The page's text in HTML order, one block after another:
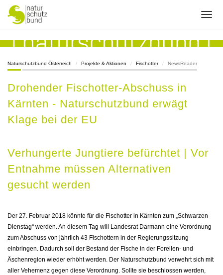
Naturschutzbund Österreich Projekte & Aktionen Fischotter NewsReader
Drohender Fischotter-Abschuss in
Kärnten - Naturschutzbund erwägt
Klage bei der EU
Verhungerte Jungtiere befürchtet | Vor
Entnahme müssen Alternativen
gesucht werden
Der 27. Februar 2018 könnte für die Fischotter in Kärnten zum „Schwarzen
Dienstag“ werden. An diesem Tag will Landesrat Darmann eine Verordnung
zum Abschuss von jährlich 43 Fischottern in der Regierungssitzung
einbringen. Dadurch soll der Bestand der Fische in der Forellen- und
Äschenregion wieder erhöht werden. Der Naturschutzbund verwehrt sich mit
aller Vehemenz gegen diese Verordnung. Sollte sie beschlossen werden,